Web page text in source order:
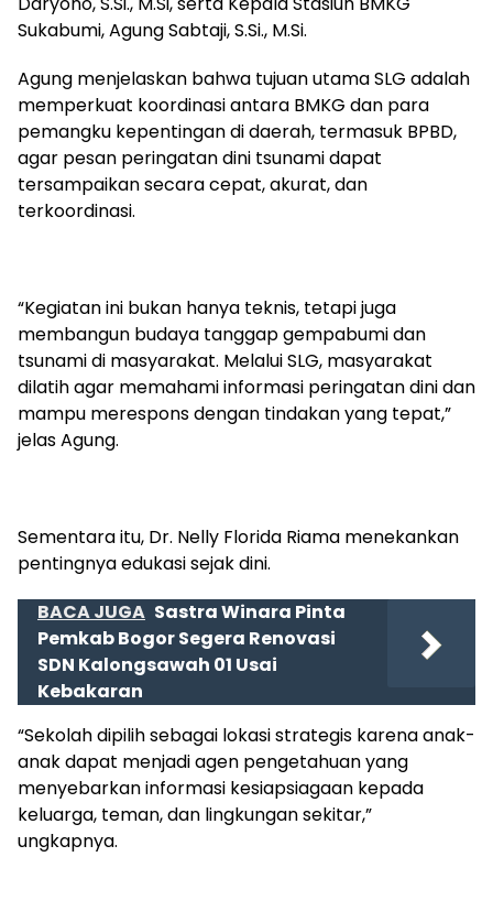
Sukabumi, Agung Sabtaji, S.Si., M.Si.
Agung menjelaskan bahwa tujuan utama SLG adalah
memperkuat koordinasi antara BMKG dan para
pemangku kepentingan di daerah, termasuk BPBD,
agar pesan peringatan dini tsunami dapat
tersampaikan secara cepat, akurat, dan
terkoordinasi.
“Kegiatan ini bukan hanya teknis, tetapi juga
membangun budaya tanggap gempabumi dan
tsunami di masyarakat. Melalui SLG, masyarakat
dilatih agar memahami informasi peringatan dini dan
mampu merespons dengan tindakan yang tepat,”
jelas Agung.
Sementara itu, Dr. Nelly Florida Riama menekankan
pentingnya edukasi sejak dini.
BACA JUGA Sastra Winara Pinta
Pemkab Bogor Segera Renovasi
SDN Kalongsawah 01 Usai
Kebakaran
“Sekolah dipilih sebagai lokasi strategis karena anak-
anak dapat menjadi agen pengetahuan yang
menyebarkan informasi kesiapsiagaan kepada
keluarga, teman, dan lingkungan sekitar,”
ungkapnya.